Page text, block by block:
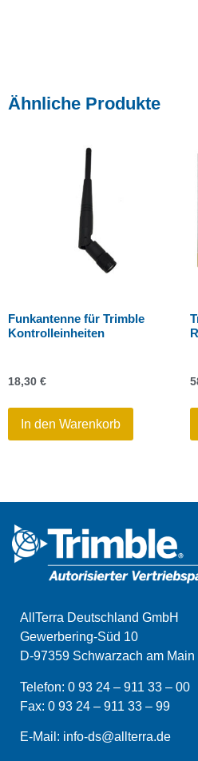
Ähnliche Produkte
Funkantenne für Trimble
Kontrolleinheiten
18,30 €
In den Warenkorb
AllTerra Deutschland GmbH
Gewerbering-Süd 10
D-97359 Schwarzach am Main
Telefon: 0 93 24 – 911 33 – 00
Fax: 0 93 24 – 911 33 – 99
E-Mail: info-ds@allterra.de